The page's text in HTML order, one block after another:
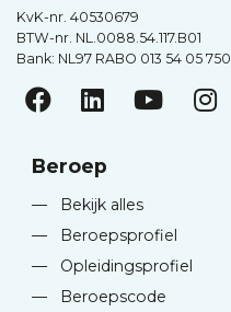
KvK-nr. 40530679
BTW-nr. NL.0088.54.117.B01
Bank: NL97 RABO 013 54 05 750
Beroep
—
Bekijk alles
—
Beroepsprofiel
—
Opleidingsprofiel
—
Beroepscode